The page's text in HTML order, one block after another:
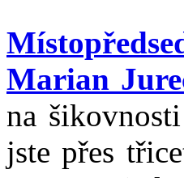
Marian
na
jste přes